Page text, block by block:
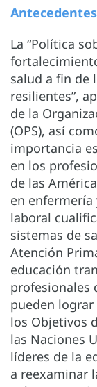
Antecedentes
La “Política
salud a fin de
resilientes”,
de la
(OPS), así
importancia
en los
de las
en
laboral
sistemas de
Atención
educación
profesionales
pueden lograr
los Objetivos
las Naciones
líderes de la
a reexaminar